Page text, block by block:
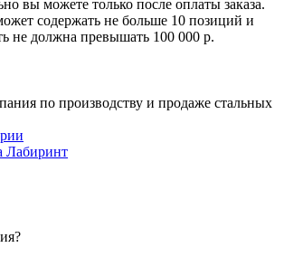
вы можете только после оплаты заказа.
содержать не больше 10 позиций и
не должна превышать 100 000 р.
по производству и продаже стальных
Лабиринт